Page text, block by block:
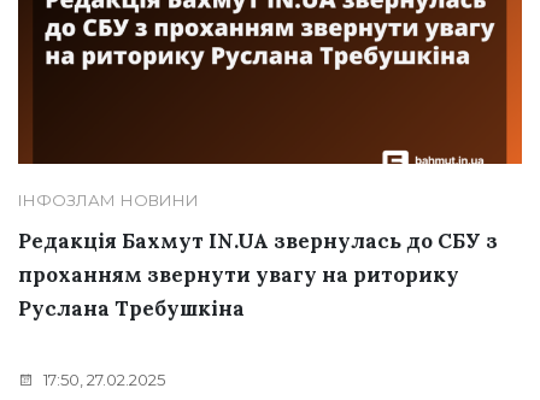
ІНФОЗЛАМ НОВИНИ
Редакція Бахмут IN.UA звернулась до СБУ з
проханням звернути увагу на риторику
Руслана Требушкіна
17:50, 27.02.2025